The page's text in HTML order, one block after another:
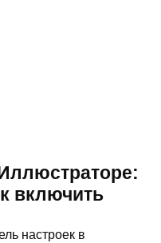
включить
настроек в